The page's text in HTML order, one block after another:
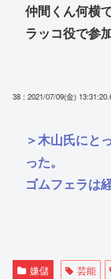
仲間くん何横
ラッコ役で参
38 : 2021/07/09(金)
＞木山氏にと
った。
ゴムフェラは
嫌儲 芸能